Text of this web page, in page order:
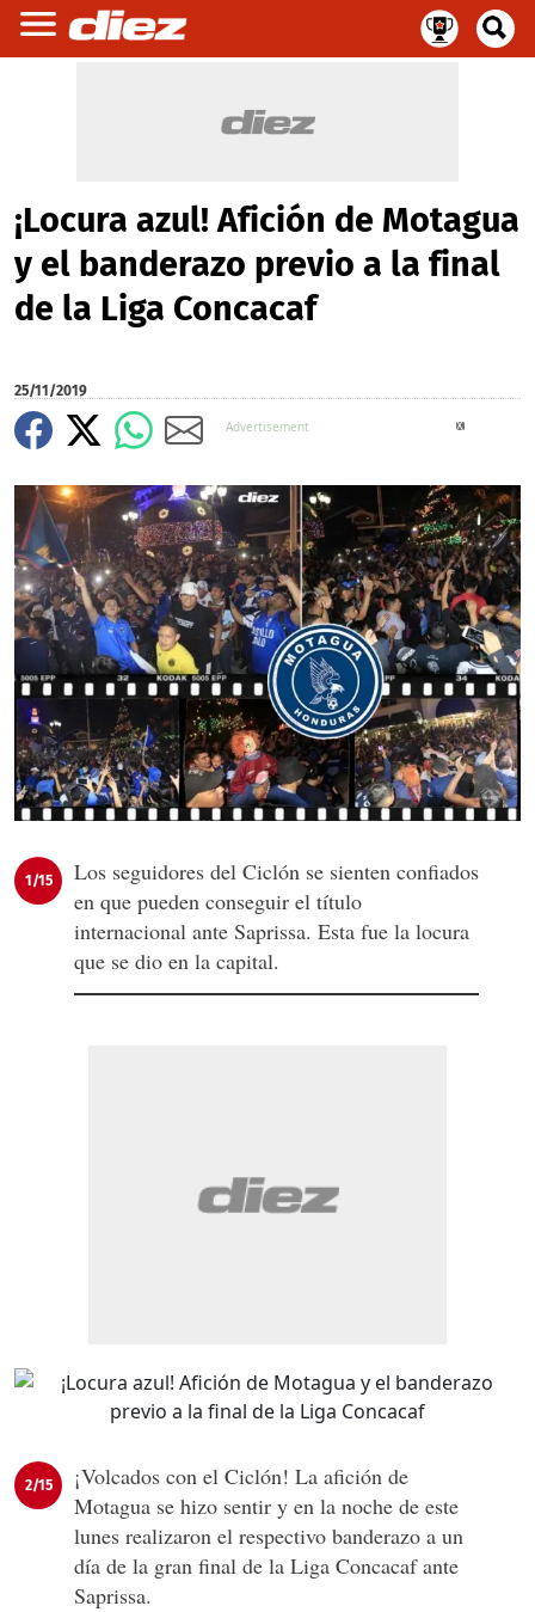
¡Locura azul! Afición de Motagua
y el banderazo previo a la final
de la Liga Concacaf
25/11/2019
1/15
Los seguidores del Ciclón se sienten confiados
en que pueden conseguir el título
internacional ante Saprissa. Esta fue la locura
que se dio en la capital.
2/15
¡Volcados con el Ciclón! La afición de
Motagua se hizo sentir y en la noche de este
lunes realizaron el respectivo banderazo a un
día de la gran final de la Liga Concacaf ante
Saprissa.
X